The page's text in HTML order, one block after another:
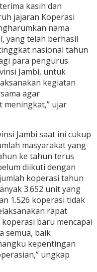
kasih dan
jajaran Koperasi
nama
yang telah berhasil
nasional tahun
para pengurus
Jambi, untuk
kegiatan
agar
meningkat,” ujar
Jambi saat ini cukup
masyarakat yang
ke tahun terus
diikuti dengan
koperasi tahun
3.652 unit yang
1.526 koperasi tidak
rapat
baru mencapai
semua, baik
kepentingan
ungkap